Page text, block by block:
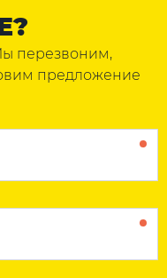
перезвоним,
предложение